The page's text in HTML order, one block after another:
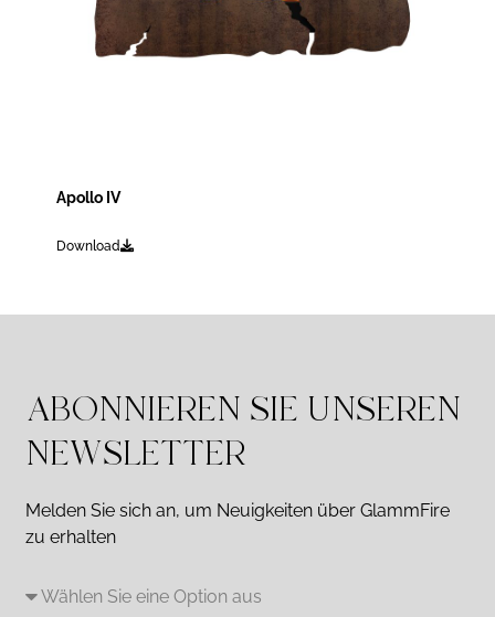
Apollo IV
Download
ABONNIEREN SIE UNSEREN
NEWSLETTER
Melden Sie sich an, um Neuigkeiten über GlammFire
zu erhalten